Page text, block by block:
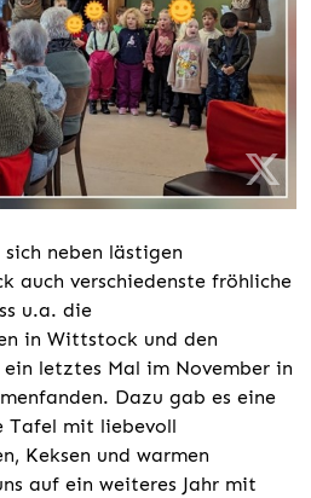
sich neben lästigen
auch verschiedenste fröhliche
u.a. die
in Wittstock und den
letztes Mal im November in
Dazu gab es eine
Tafel mit liebevoll
Keksen und warmen
auf ein weiteres Jahr mit